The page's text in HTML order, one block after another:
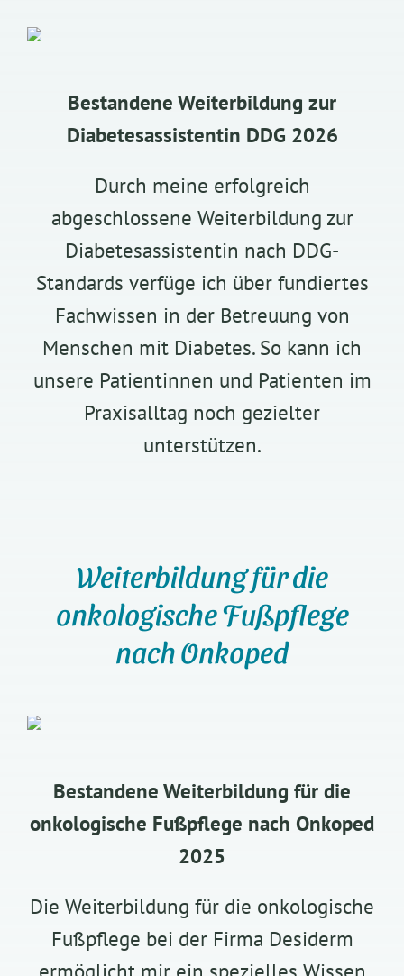
Bestandene Weiterbildung zur
Diabetesassistentin DDG 2026
Durch meine erfolgreich
abgeschlossene Weiterbildung zur
Diabetesassistentin nach DDG-
Standards verfüge ich über fundiertes
Fachwissen in der Betreuung von
Menschen mit Diabetes. So kann ich
unsere Patientinnen und Patienten im
Praxisalltag noch gezielter
unterstützen.
Weiterbildung für die
onkologische Fußpflege
nach Onkoped
Bestandene Weiterbildung für die
onkologische Fußpflege nach Onkoped
2025
Die Weiterbildung für die onkologische
Fußpflege bei der Firma Desiderm